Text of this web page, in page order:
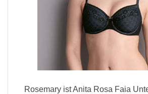
Rosemary ist Anita Rosa Faia